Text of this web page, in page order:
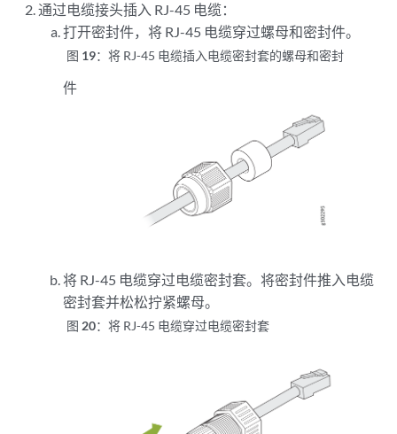
通过电缆接头插入 RJ-45 电缆：
打开密封件，将 RJ-45 电缆穿过螺母和密封件。
图 19： 将 RJ-45 电缆插入电缆密封套的螺母和密封
件
将 RJ-45 电缆穿过电缆密封套。将密封件推入电缆
密封套并松松拧紧螺母。
图 20： 将 RJ-45 电缆穿过电缆密封套